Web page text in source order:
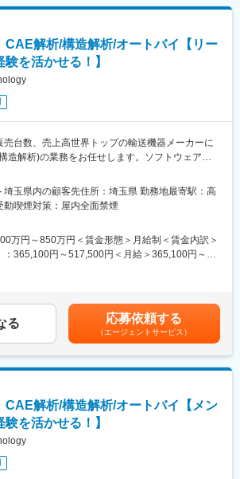
社の定める業務
、粉粒体等のシミュレーションで、電池特性を
実施することで、電極設計を牽引
流体、伝熱、樹脂流動など、様々なシミュレーシ
構造信頼性、熱成立性、プロセス成立性を定量評
ームと密に連携し、CAEで具体的な設計仕様、不
、ツール等：
Espresso、Gaussian、LAMMPS、SCIGRESS
：
ン「車載用電池の開発・設計」
の特性から構造の振る舞いに至るまで、電池に関
完全にCAEで再現し、原理原則に基づいた製品
ることで、新規材料開発、開発製品の仕様最適
解決、製造のプロセスウインドウの明確化など
命です。
CAE解析/構造解析/オートバイ【リー
を活かせる！】
売台数、売上高世界トップの輸送機器メーカーに
造解析)の業務をお任せします。ソフトウェアの
すフィールドあり！／年間休日123日・残業時間20
65歳・エンジニア定着率90％以上長期就業環境あ
ラシ、実車検証、データまとめなども担当する
験内容から、最初にご担当いただく工程に配置し
いて学んでいただきながら担当工程を広げていき
の確立に関する業務
産技術と連携した開発業務
データ編集
設計部門への解析支援
状・製造要件の提案
埼玉県内の顧客先住所：埼玉県 勤務地最寄駅：高
動喫煙対策：屋内全面禁煙
万円～850万円＜賃金形態＞月給制＜賃金内訳＞
：365,100円～517,500円＜月給＞365,100円～
選考を通じて上下する可能性があります。月給(月
含めた表記です。
る 応募依頼する
（エージェントサービス）
CAE解析/構造解析/オートバイ【メン
を活かせる！】